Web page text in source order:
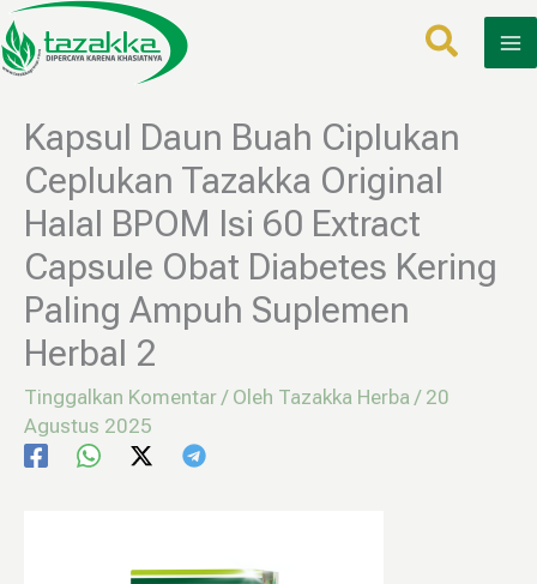
Lewati
ke
konten
Kapsul Daun Buah Ciplukan
Ceplukan Tazakka Original
Halal BPOM Isi 60 Extract
Capsule Obat Diabetes Kering
Paling Ampuh Suplemen
Herbal 2
Tinggalkan Komentar / Oleh Tazakka Herba / 20
Agustus 2025